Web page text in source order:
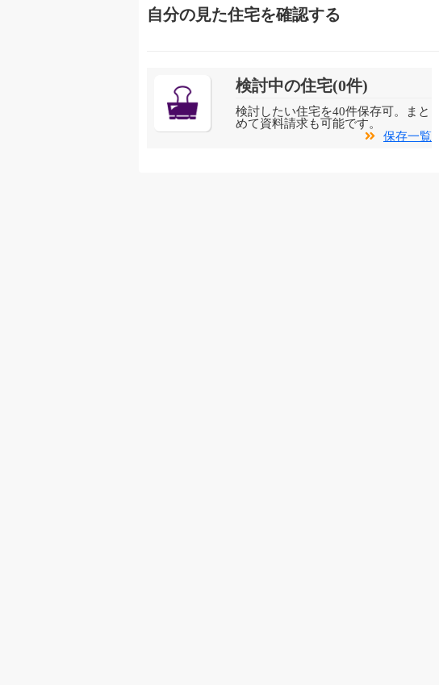
自分の見た住宅を確認する
検討中の住宅(0件)
検討したい住宅を40件保存可。まと
めて資料請求も可能です。
保存一覧